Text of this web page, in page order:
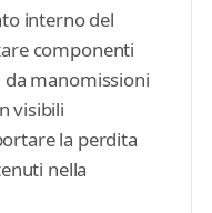
interno del
componenti
manomissioni
visibili
la perdita
nella